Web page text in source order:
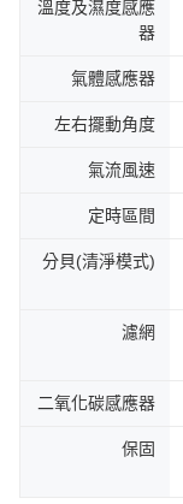
溫度及濕度感應
器
氣體感應器
左右擺動角度
氣流風速
定時區間
分貝(清淨模式)
濾網
二氧化碳感應器
保固